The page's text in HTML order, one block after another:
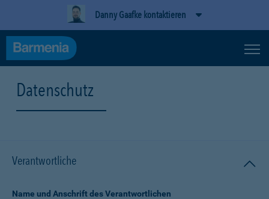
Danny Gaafke kontaktieren
Datenschutz
Verantwortliche
Name und Anschrift des Verantwortlichen